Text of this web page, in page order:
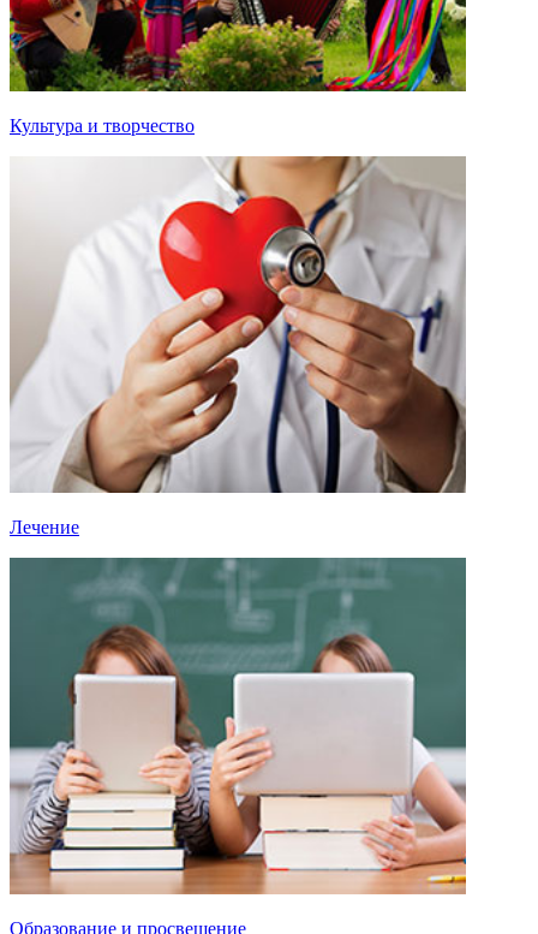
Культура и творчество
Лечение
Образование и просвещение